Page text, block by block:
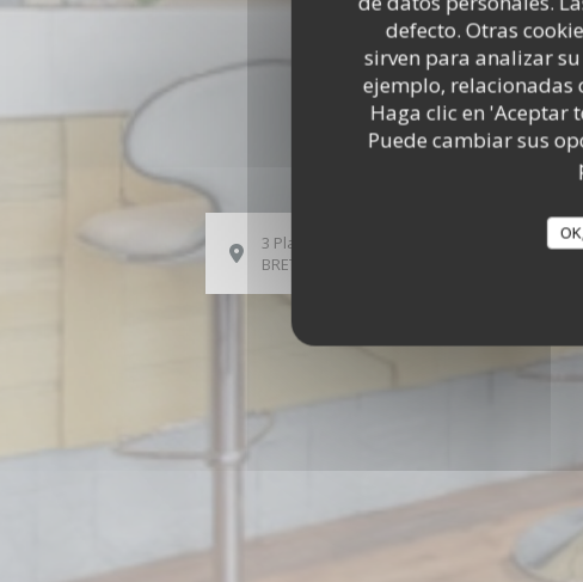
defecto. Otras
sirven para analizar
ejemplo, relacionadas
Haga clic en 'Aceptar
Puede cambiar sus
3 Place de la Gare 35360 MONTAUBAN DE
BRETAGNE